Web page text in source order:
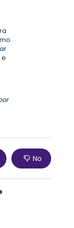
No